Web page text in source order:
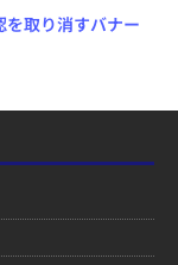
取り消すバナー